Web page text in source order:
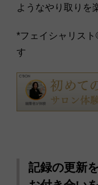
ようなやり取りを
*フェイシャリス
す
記録の更新